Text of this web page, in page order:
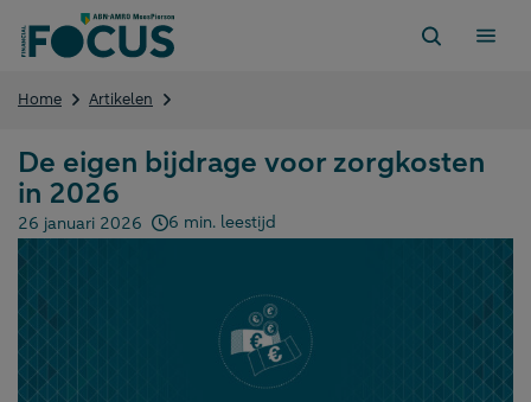
naar
Home Artikelen
voor
in
2026
De eigen bijdrage voor zorgkosten
in 2026
Gepubliceerd op:
26 januari 2026 6 min. leestijd